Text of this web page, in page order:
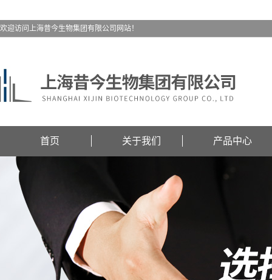
欢迎访问上海昔今生物集团有限公司网站！
首页 关于我们 产品中心